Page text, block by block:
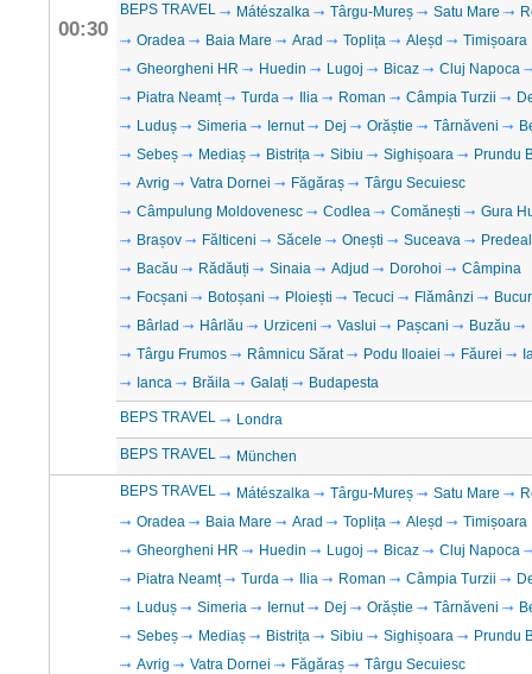
00:30
BEPS TRAVEL Mátészalka Târgu-Mureș Satu Mare
Oradea
Baia Mare Arad Toplița Aleșd
Timișoara
Gheorgheni HR
Huedin Lugoj Bicaz
Cluj Napoca
Piatra Neamț
Turda Ilia Roman Câmpia Turzii
Luduș
Simeria Iernut Dej Orăștie Târnăveni
Sebeș
Mediaș Bistrița Sibiu Sighișoara
Prundu
Avrig
Vatra Dornei Făgăraș
Târgu Secuiesc
Câmpulung Moldovenesc
Codlea Comănești
Gura
Brașov
Fălticeni Săcele Onești Suceava
Predeal
Bacău
Rădăuți Sinaia Adjud Dorohoi
Câmpina
Focșani
Botoșani Ploiești Tecuci Flămânzi
Bârlad
Hârlău Urziceni Vaslui Pașcani Buzău
Târgu Frumos
Râmnicu Sărat Podu Iloaiei Făurei
Ianca
Brăila Galați Budapesta
BEPS TRAVEL Londra
BEPS TRAVEL München
BEPS TRAVEL Mátészalka Târgu-Mureș Satu Mare
Oradea
Baia Mare Arad Toplița Aleșd
Timișoara
Gheorgheni HR
Huedin Lugoj Bicaz
Cluj Napoca
Piatra Neamț
Turda Ilia Roman Câmpia Turzii
Luduș
Simeria Iernut Dej Orăștie Târnăveni
Sebeș
Mediaș Bistrița Sibiu Sighișoara
Prundu
Avrig
Vatra Dornei Făgăraș
Târgu Secuiesc